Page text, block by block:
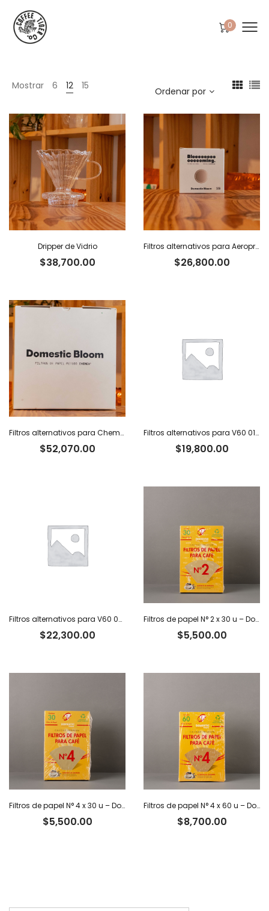
0
Mostrar 6 12 15 Ordenar por
Dripper de Vidrio
$38,700.00
Filtros alternativos para Aeropress x 100 u.
$26,800.00
Filtros alternativos para Chemex x 100 u.
$52,070.00
Filtros alternativos para V60 01 x 100 u.
$19,800.00
Filtros alternativos para V60 02 x 100 u.
$22,300.00
Filtros de papel N° 2 x 30 u – Domestic
$5,500.00
Filtros de papel N° 4 x 30 u – Domestic
$5,500.00
Filtros de papel N° 4 x 60 u – Domestic
$8,700.00